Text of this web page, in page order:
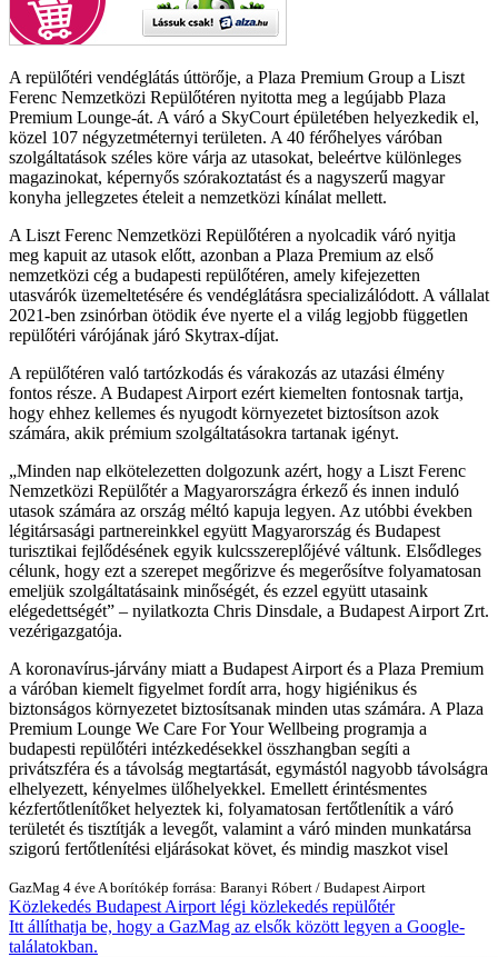
A repülőtéri vendéglátás úttörője, a Plaza Premium Group a Liszt
Ferenc Nemzetközi Repülőtéren nyitotta meg a legújabb Plaza
Premium Lounge-át. A váró a SkyCourt épületében helyezkedik el,
közel 107 négyzetméternyi területen. A 40 férőhelyes váróban
szolgáltatások széles köre várja az utasokat, beleértve különleges
magazinokat, képernyős szórakoztatást és a nagyszerű magyar
konyha jellegzetes ételeit a nemzetközi kínálat mellett.
A Liszt Ferenc Nemzetközi Repülőtéren a nyolcadik váró nyitja
meg kapuit az utasok előtt, azonban a Plaza Premium az első
nemzetközi cég a budapesti repülőtéren, amely kifejezetten
utasvárók üzemeltetésére és vendéglátásra specializálódott. A vállalat
2021-ben zsinórban ötödik éve nyerte el a világ legjobb független
repülőtéri várójának járó Skytrax-díjat.
A repülőtéren való tartózkodás és várakozás az utazási élmény
fontos része. A Budapest Airport ezért kiemelten fontosnak tartja,
hogy ehhez kellemes és nyugodt környezetet biztosítson azok
számára, akik prémium szolgáltatásokra tartanak igényt.
Minden nap elkötelezetten dolgozunk azért, hogy a Liszt Ferenc
Nemzetközi Repülőtér a Magyarországra érkező és innen induló
utasok számára az ország méltó kapuja legyen. Az utóbbi években
légitársasági partnereinkkel együtt Magyarország és Budapest
turisztikai fejlődésének egyik kulcsszereplőjévé váltunk. Elsődleges
célunk, hogy ezt a szerepet megőrizve és megerősítve folyamatosan
emeljük szolgáltatásaink minőségét, és ezzel együtt utasaink
elégedettségét
– nyilatkozta Chris Dinsdale, a Budapest Airport Zrt.
vezérigazgatója.
A koronavírus-járvány miatt a Budapest Airport és a Plaza Premium
a váróban kiemelt figyelmet fordít arra, hogy higiénikus és
biztonságos környezetet biztosítsanak minden utas számára. A Plaza
Premium Lounge We Care For Your Wellbeing programja a
budapesti repülőtéri intézkedésekkel összhangban segíti a
privátszféra és a távolság megtartását, egymástól nagyobb távolságra
elhelyezett, kényelmes ülőhelyekkel. Emellett érintésmentes
kézfertőtlenítőket helyeztek ki, folyamatosan fertőtlenítik a váró
területét és tisztítják a levegőt, valamint a váró minden munkatársa
szigorú fertőtlenítési eljárásokat követ, és mindig maszkot visel
GazMag 4 éve A borítókép forrása: Baranyi Róbert / Budapest Airport
Közlekedés Budapest Airport légi közlekedés repülőtér
Itt állíthatja be, hogy a GazMag az elsők között legyen a Google-
találatokban.